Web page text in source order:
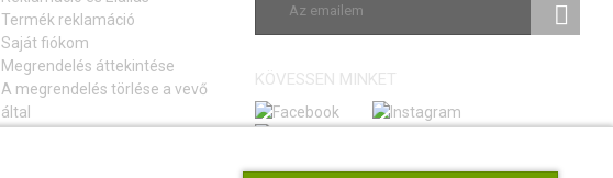
Termék reklamáció
Saját fiókom
Megrendelés áttekintése
A megrendelés törlése a vevő
által
KÖVESSEN MINKET